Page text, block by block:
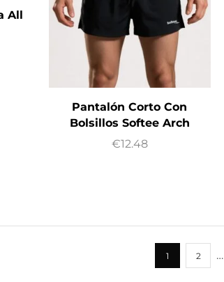
All
Pantalón Corto Con
Bolsillos Softee Arch
€12.48
1 2 …